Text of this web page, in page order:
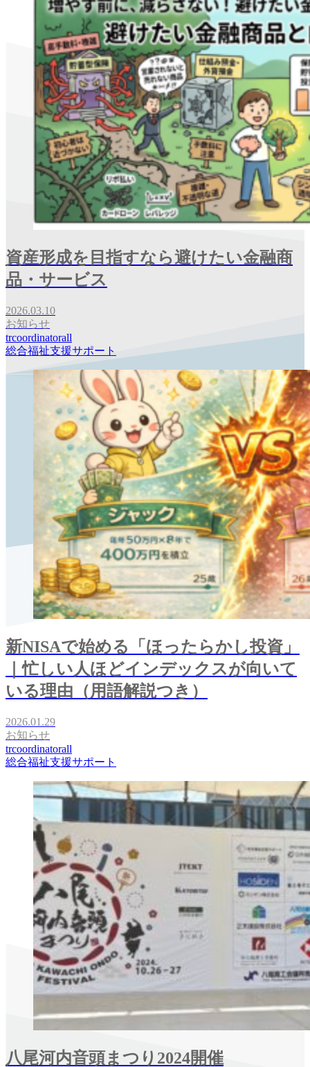
資産形成を目指すなら避けたい金融商
品・サービス
2026.03.10
お知らせ
trcoordinatorall
総合福祉支援サポート
新NISAで始める「ほったらかし投資」
｜忙しい人ほどインデックスが向いて
いる理由（用語解説つき）
2026.01.29
お知らせ
trcoordinatorall
総合福祉支援サポート
八尾河内音頭まつり2024開催